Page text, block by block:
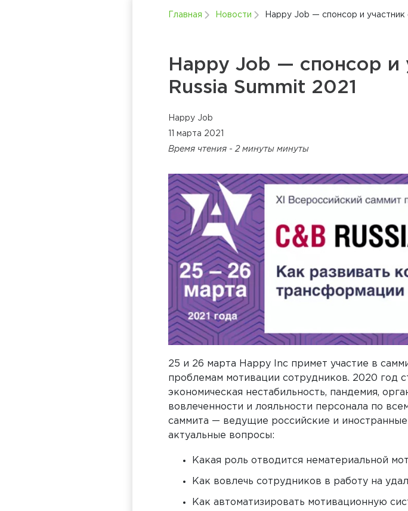
Главная Новости Happy Job — спонсор и участник
Happy Job — спонсор и
Russia Summit 2021
Happy Job
11 марта 2021
Время чтения - 2 минуты минуты
25 и 26 марта Happy Inc примет участие в
проблемам мотивации сотрудников. 2020 год
экономическая нестабильность, пандемия,
вовлеченности и лояльности персонала по
саммита — ведущие российские и
актуальные вопросы:
Какая роль отводится нематериальной
Как вовлечь сотрудников в работу на
Как автоматизировать мотивационную